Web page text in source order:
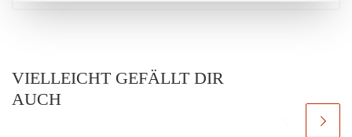
VIELLEICHT GEFÄLLT DIR
AUCH